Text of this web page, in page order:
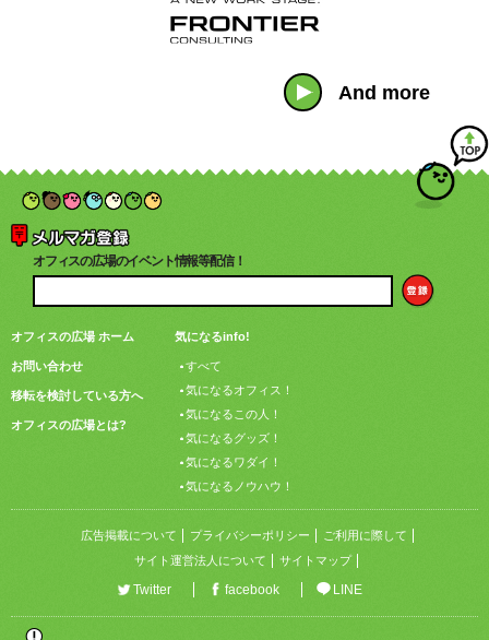
And more
オフィスの広場のイベント情報等配信！
オフィスの広場 ホーム
お問い合わせ
移転を検討している方へ
オフィスの広場とは?
気になるinfo!
すべて
気になるオフィス！
気になるこの人！
気になるグッズ！
気になるワダイ！
気になるノウハウ！
広告掲載について プライバシーポリシー
ご利用に際して
サイト運営法人について
サイトマップ
Twitter facebook LINE